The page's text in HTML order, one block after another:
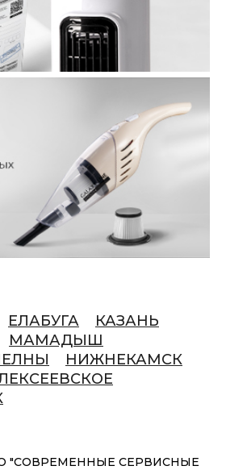
ЕЛАБУГА
КАЗАНЬ
МАМАДЫШ
НИЖНЕКАМСК
"СОВРЕМЕННЫЕ СЕРВИСНЫЕ